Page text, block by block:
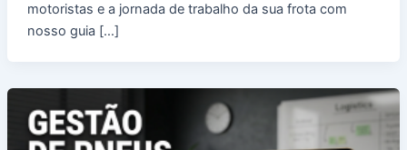
motoristas e a jornada de trabalho da sua frota com
nosso guia […]